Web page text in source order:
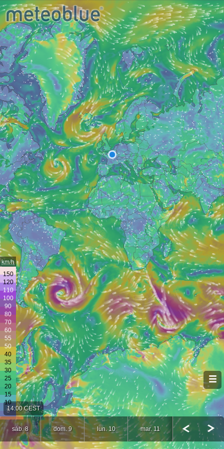
14:00 CEST
sáb. 8 dom. 9 lun. 10 mar. 11
km/h